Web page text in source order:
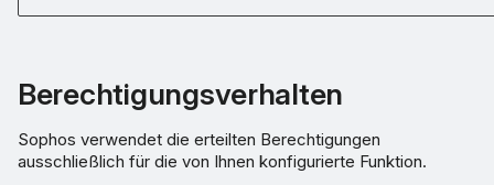
Berechtigungsverhalten
Sophos verwendet die erteilten Berechtigungen
ausschließlich für die von Ihnen konfigurierte Funktion.